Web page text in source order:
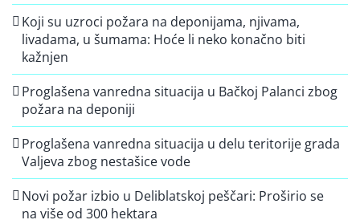
Koji su uzroci požara na deponijama, njivama,
livadama, u šumama: Hoće li neko konačno biti
kažnjen
Proglašena vanredna situacija u Bačkoj Palanci zbog
požara na deponiji
Proglašena vanredna situacija u delu teritorije grada
Valjeva zbog nestašice vode
Novi požar izbio u Deliblatskoj peščari: Proširio se
na više od 300 hektara